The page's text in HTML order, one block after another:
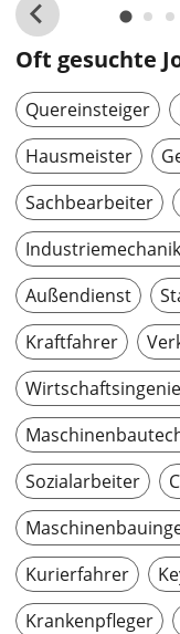
Oft gesuchte
Quereinsteiger
Hausmeister
Sachbearbeiter
Außendienst
Kraftfahrer
Sozialarbeiter
Kurierfahrer
Krankenpfleger